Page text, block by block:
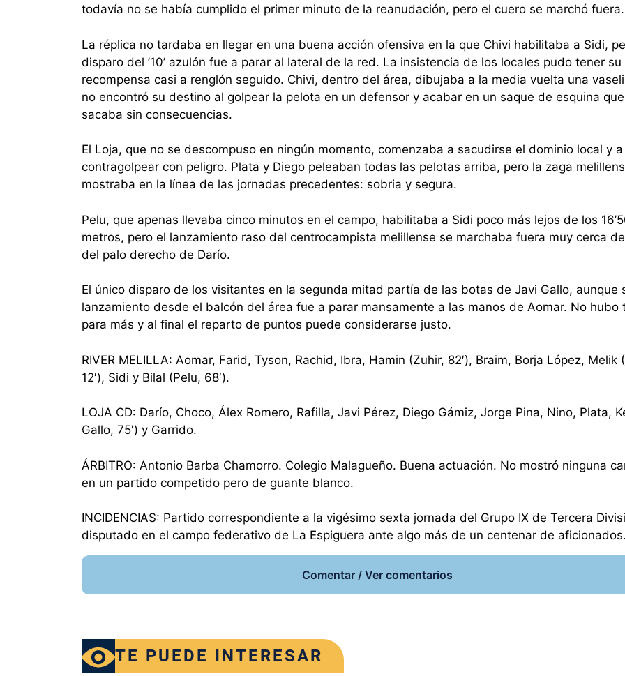
todavía no se había cumplido el primer minuto de la reanudación, pero el cuero se marchó fuera.
La réplica no tardaba en llegar en una buena acción ofensiva en la que Chivi habilitaba a Sidi,
disparo del ’10’ azulón fue a parar al lateral de la red. La insistencia de los locales pudo tener su
recompensa casi a renglón seguido. Chivi, dentro del área, dibujaba a la media vuelta una
no encontró su destino al golpear la pelota en un defensor y acabar en un saque de esquina
sacaba sin consecuencias.
El Loja, que no se descompuso en ningún momento, comenzaba a sacudirse el dominio local y
contragolpear con peligro. Plata y Diego peleaban todas las pelotas arriba, pero la zaga
mostraba en la línea de las jornadas precedentes: sobria y segura.
Pelu, que apenas llevaba cinco minutos en el campo, habilitaba a Sidi poco más lejos de los
metros, pero el lanzamiento raso del centrocampista melillense se marchaba fuera muy cerca
del palo derecho de Darío.
El único disparo de los visitantes en la segunda mitad partía de las botas de Javi Gallo, aunque
lanzamiento desde el balcón del área fue a parar mansamente a las manos de Aomar. No hubo
para más y al final el reparto de puntos puede considerarse justo.
RIVER MELILLA: Aomar, Farid, Tyson, Rachid, Ibra, Hamin (Zuhir, 82′), Braim, Borja López, Melik
12′), Sidi y Bilal (Pelu, 68′).
LOJA CD: Darío, Choco, Álex Romero, Rafilla, Javi Pérez, Diego Gámiz, Jorge Pina, Nino, Plata,
Gallo, 75′) y Garrido.
ÁRBITRO: Antonio Barba Chamorro. Colegio Malagueño. Buena actuación. No mostró ninguna
en un partido competido pero de guante blanco.
INCIDENCIAS: Partido correspondiente a la vigésimo sexta jornada del Grupo IX de Tercera
disputado en el campo federativo de La Espiguera ante algo más de un centenar de aficionados.
Comentar / Ver comentarios
TE PUEDE INTERESAR